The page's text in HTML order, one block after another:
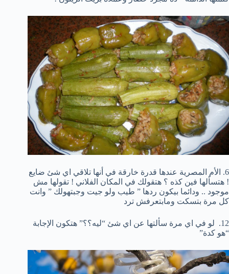
6. الأم المصرية عندها قدرة خارقة في أنها تلاقي اي شئ ضايع
! هتسألها فين كذه ؟ هتقولك في المكان الفلاني ! تقولها مش
موجود .. ودائما بيكون ردها ” طيب ولو جيت وجبتهولك ” وانت
كل مرة بتسكت ومابتعرفش ترد
12. لو في اي مرة سألتها عن اي شئ “ليه؟؟” هتكون الإجابة
“هو كدة”